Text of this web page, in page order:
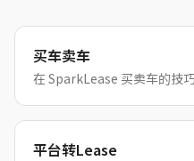
买车卖车
在 SparkLease 买卖车的技
平台转Lease